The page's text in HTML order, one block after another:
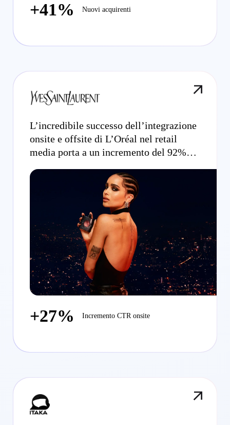
+41% Nuovi acquirenti
L’incredibile successo dell’integrazione
onsite e offsite di L’Oréal nel retail
media porta a un incremento del 92%
+27% Incremento CTR onsite